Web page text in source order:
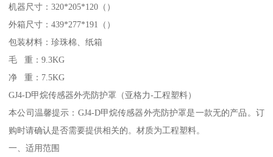
机器尺寸：320*205*120（）
外箱尺寸：439*277*191（）
包装材料：珍珠棉、纸箱
毛 重：9.3KG
净 重：7.5KG
GJ4-D甲烷传感器外壳防护罩（亚格力-工程塑料）
本公司温馨提示：GJ4-D甲烷传感器外壳防护罩是一款无的产品。订
购时请确认是否需要提供相关的。材质为工程塑料。
一、适用范围